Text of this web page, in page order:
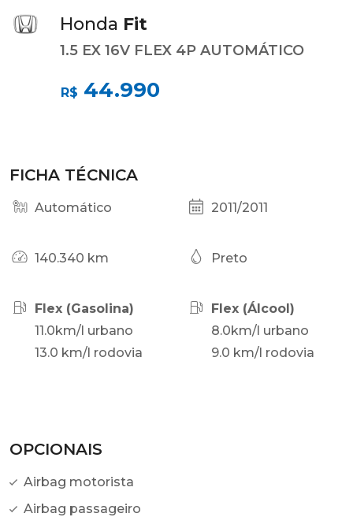
Honda Fit
1.5 EX 16V FLEX 4P AUTOMÁTICO
R$ 44.990
FICHA TÉCNICA
Automático 2011/2011
140.340 km Preto
Flex (Gasolina)
11.0km/l urbano
13.0 km/l rodovia
Flex (Álcool)
8.0km/l urbano
9.0 km/l rodovia
OPCIONAIS
Airbag motorista
Airbag passageiro